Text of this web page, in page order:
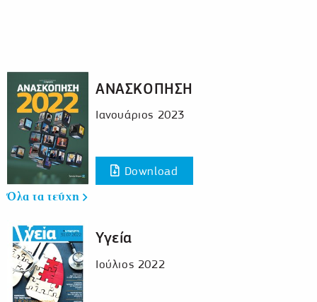
ΑΝΑΣΚΟΠΗΣΗ
Ιανουάριος 2023
Download
Όλα τα τεύχη
Υγεία
Ιούλιος 2022